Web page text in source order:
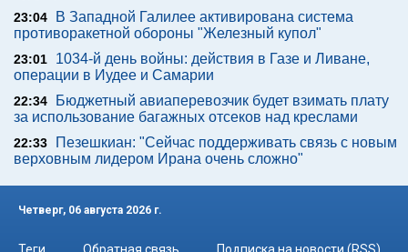
23:04
В Западной Галилее активирована система
противоракетной обороны "Железный купол"
23:01
1034-й день войны: действия в Газе и Ливане,
операции в Иудее и Самарии
22:34
Бюджетный авиаперевозчик будет взимать плату
за использование багажных отсеков над креслами
22:33
Пезешкиан: "Сейчас поддерживать связь с новым
верховным лидером Ирана очень сложно"
Четверг, 06 августа 2026 г.
Теги Обратная связь Подписка на новости (RSS)